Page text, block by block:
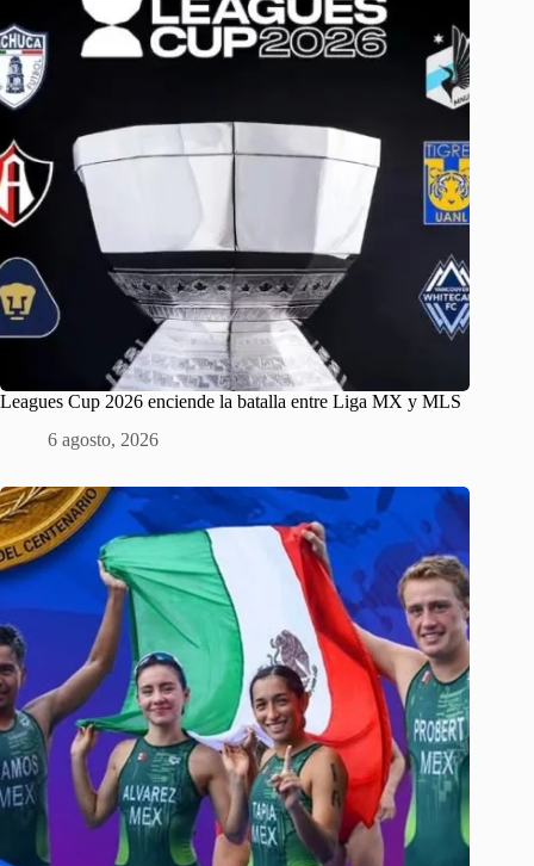
Leagues Cup 2026 enciende la batalla entre Liga MX y MLS
6 agosto, 2026